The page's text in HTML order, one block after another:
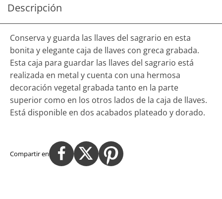
Descripción
Conserva y guarda las llaves del sagrario en esta
bonita y elegante caja de llaves con greca grabada.
Esta caja para guardar las llaves del sagrario está
realizada en metal y cuenta con una hermosa
decoración vegetal grabada tanto en la parte
superior como en los otros lados de la caja de llaves.
Está disponible en dos acabados plateado y dorado.
Compartir en